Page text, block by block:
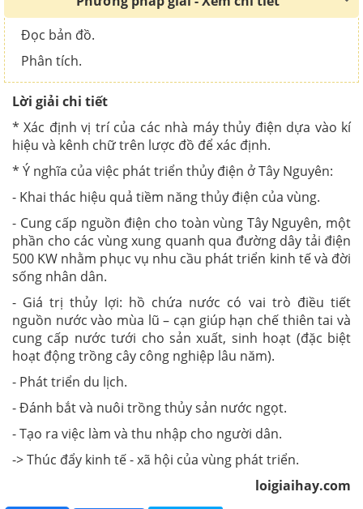
Đọc bản đồ.
Phân tích.
Lời giải chi tiết
* Xác định vị trí của các nhà máy thủy điện dựa vào kí
hiệu và kênh chữ trên lược đồ để xác định.
* Ý nghĩa của việc phát triển thủy điện ở Tây Nguyên:
- Khai thác hiệu quả tiềm năng thủy điện của vùng.
- Cung cấp nguồn điện cho toàn vùng Tây Nguyên, một
phần cho các vùng xung quanh qua đường dây tải điện
500 KW nhằm phục vụ nhu cầu phát triển kinh tế và đời
sống nhân dân.
- Giá trị thủy lợi: hồ chứa nước có vai trò điều tiết
nguồn nước vào mùa lũ – cạn giúp hạn chế thiên tai và
cung cấp nước tưới cho sản xuất, sinh hoạt (đặc biệt
hoạt động trồng cây công nghiệp lâu năm).
- Phát triển du lịch.
- Đánh bắt và nuôi trồng thủy sản nước ngọt.
- Tạo ra việc làm và thu nhập cho người dân.
-> Thúc đẩy kinh tế - xã hội của vùng phát triển.
loigiaihay.com